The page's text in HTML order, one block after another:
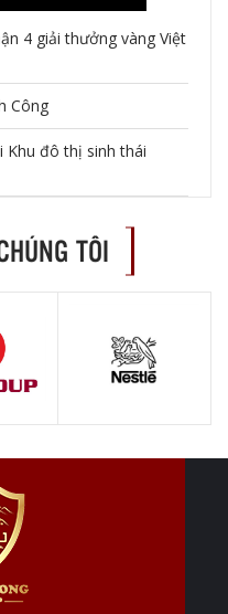
4 giải thưởng vàng Việt
Công
Khu đô thị sinh thái
TÔI